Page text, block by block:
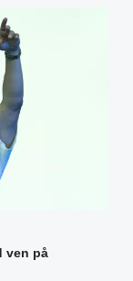
ven på